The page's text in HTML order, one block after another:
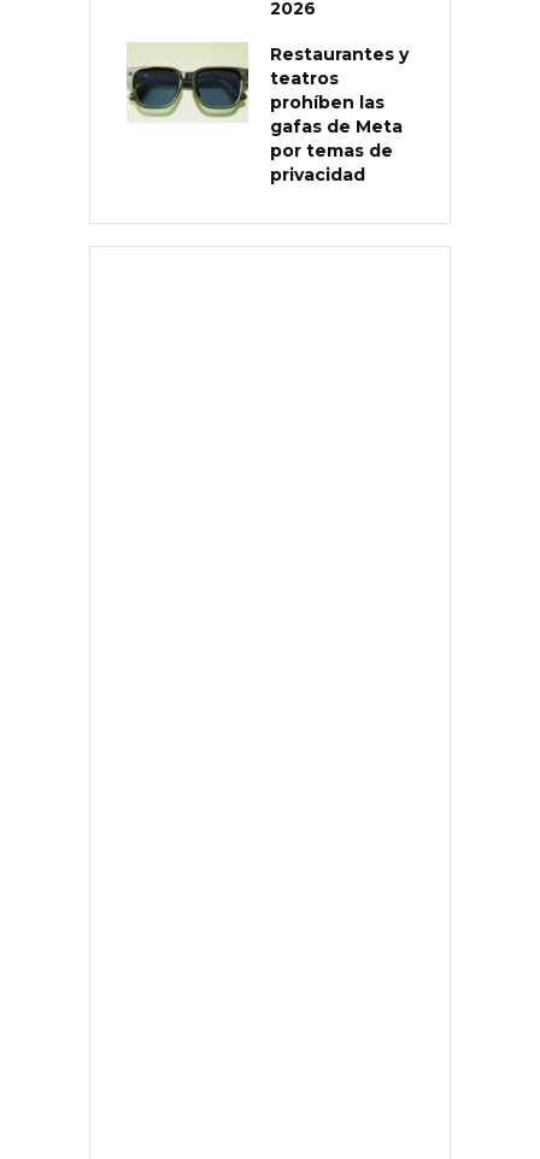
2026
Restaurantes y
teatros
prohíben las
gafas de Meta
por temas de
privacidad